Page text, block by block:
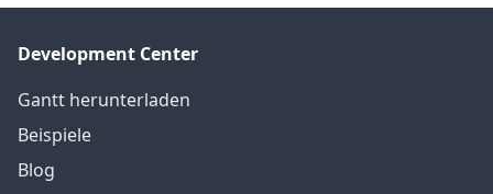
Development Center
Gantt herunterladen
Beispiele
Blog